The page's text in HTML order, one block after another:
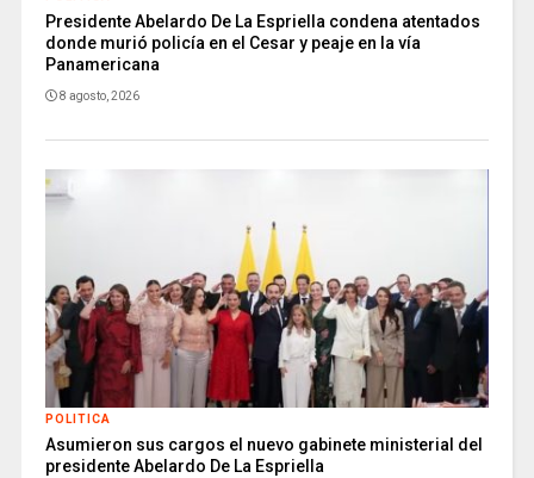
Presidente Abelardo De La Espriella condena atentados
donde murió policía en el Cesar y peaje en la vía
Panamericana
8 agosto, 2026
POLITICA
Asumieron sus cargos el nuevo gabinete ministerial del
presidente Abelardo De La Espriella